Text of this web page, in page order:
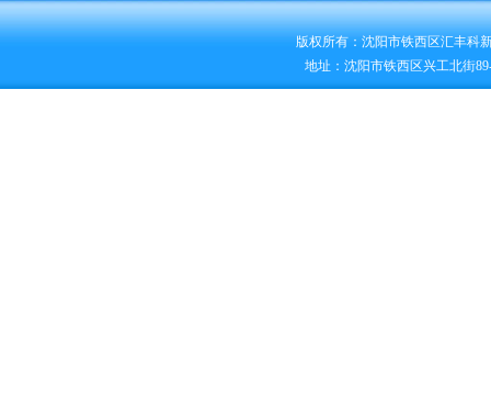
版权所有：沈阳市铁西区汇丰
地址：沈阳市铁西区兴工北街